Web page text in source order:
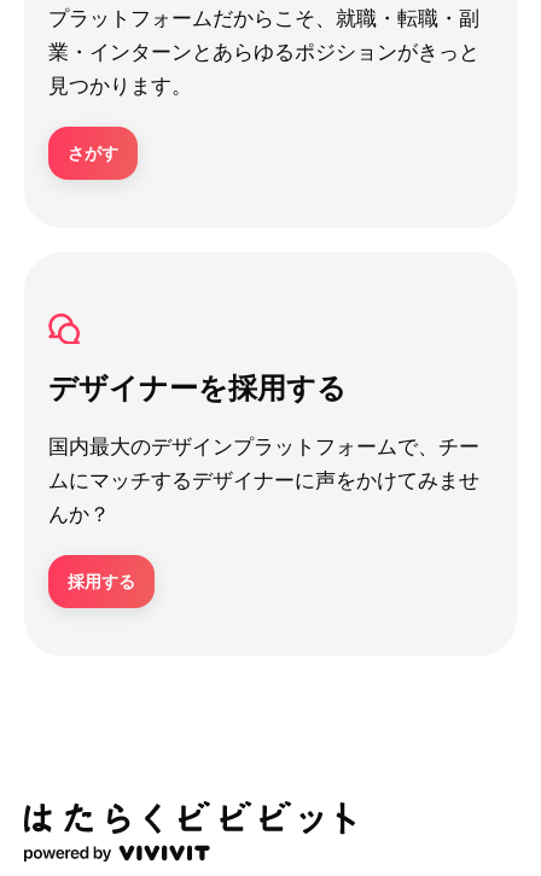
プラットフォームだからこそ、就職・転職・副
業・インターンとあらゆるポジションがきっと
見つかります。
さがす
デザイナーを採用する
国内最大のデザインプラットフォームで、チー
ムにマッチするデザイナーに声をかけてみませ
んか？
採用する